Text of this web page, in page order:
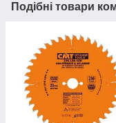
Подібні товари